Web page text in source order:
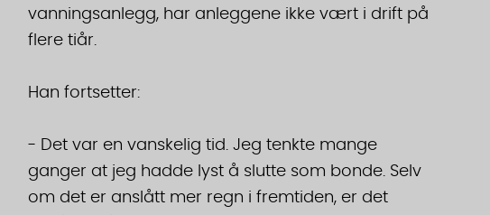
vanningsanlegg, har anleggene ikke vært i drift på
flere tiår.
Han fortsetter:
- Det var en vanskelig tid. Jeg tenkte mange
ganger at jeg hadde lyst å slutte som bonde. Selv
om det er anslått mer regn i fremtiden, er det